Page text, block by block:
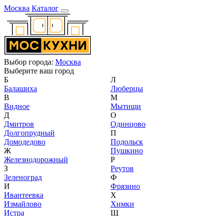
Москва Каталог
Выбор города: Москва
Выберите ваш город
Б
Балашиха
В
Видное
Д
Дмитров
Долгопрудный
Домодедово
Ж
Железнодорожный
З
Зеленоград
И
Ивантеевка
Измайлово
Истра
Л
Люберцы
М
Мытищи
О
Одинцово
П
Подольск
Пушкино
Р
Реутов
Ф
Фрязино
Х
Химки
Щ